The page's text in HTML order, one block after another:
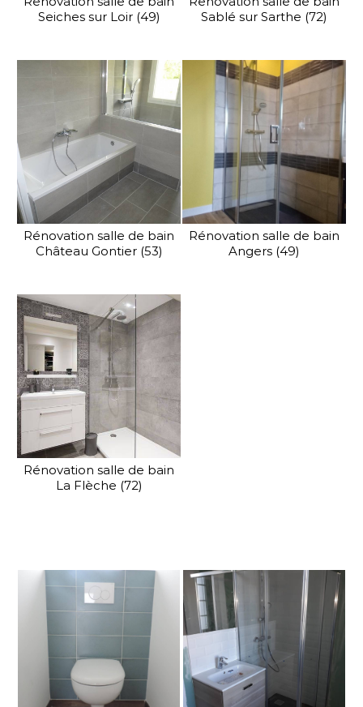
Seiches sur Loir (49)
Sablé sur Sarthe (72)
Rénovation salle de bain
Château Gontier (53)
Rénovation salle de bain
Angers (49)
Rénovation salle de bain
La Flèche (72)